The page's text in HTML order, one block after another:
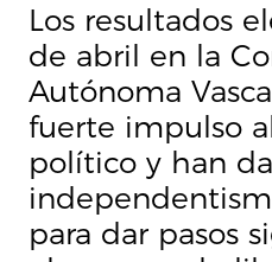
Los resultados
de abril en la
Autónoma
fuerte impulso
político y han
para dar pasos